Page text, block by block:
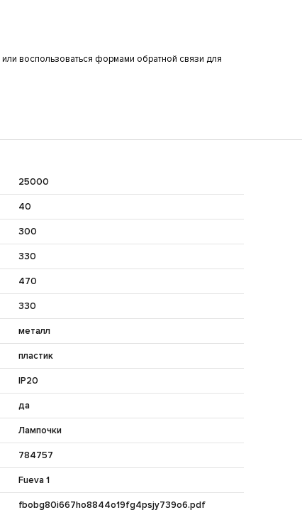
или воспользоваться формами обратной связи для
25000
40
300
330
470
330
металл
пластик
IP20
да
Лампочки
784757
Fueva 1
fbobg80i667ho8844o19fg4psjy739o6.pdf